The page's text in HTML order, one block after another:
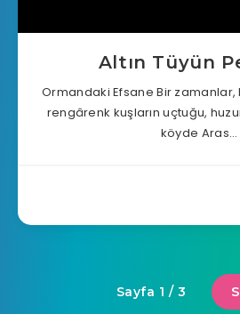
Altın Tüyün
Ormandaki Efsane Bir
rengârenk kuşların uçtuğu,
köyde Aras…
Sayfa 1 / 3